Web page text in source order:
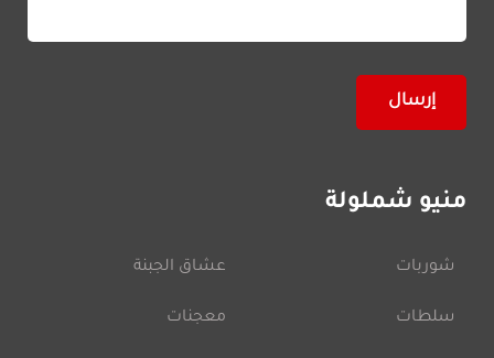
منيو شملولة
شوربات
سلطات
عشاق الجبنة
معجنات